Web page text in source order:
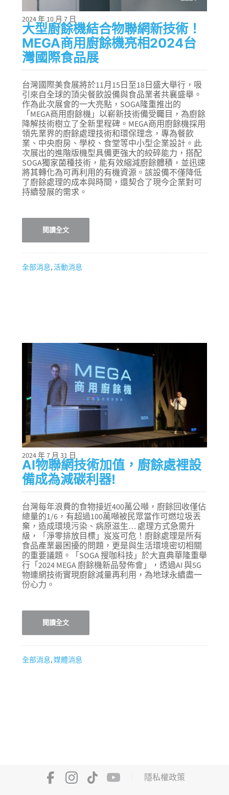
2024 年 10 月 7 日
大型廚餘機結合物聯網新技術！
MEGA商用廚餘機亮相2024台
灣國際食品展
台灣國際美食展將於11月15日至18日盛大舉行，吸
引來自全球的頂尖餐飲設備與食品業者共襄盛舉。
作為此次展會的一大亮點，SOGA隆重推出的
「MEGA商用廚餘機」以嶄新技術備受矚目，為廚餘
降解技術樹立了全新里程碑。MEGA商用廚餘機採用
領先業界的廚餘處理技術和環保理念，專為餐飲
業、中央廚房、學校、食堂等中小型企業設計。此
次展出的進階版機型具備更強大的絞碎能力，搭配
SOGA獨家菌種技術，能有效縮減廚餘體積，並迅速
將其轉化為可再利用的有機資源。該設備不僅降低
了廚餘處理的成本與時間，還契合了現今企業對可
持續發展的需求。
閱讀全文
全部消息,活動消息
2024 年 7 月 31 日
AI物聯網技術加值，廚餘處裡設
備成為減碳利器!
台灣每年浪費的食物接近400萬公噸，廚餘回收僅佔
總量的1/6，有超過100萬噸被民眾當作可燃垃圾丟
棄，造成環境污染、病原滋生… 處理方式急需升
級，「淨零排放目標」岌岌可危！廚餘處理是所有
食品產業最困擾的問題，更是與生活環境密切相關
的重要議題。「SOGA 搜咖科技」於大直典華隆重舉
行「2024 MEGA 廚餘機新品發佈會」，透過AI 與5G
物連網技術實現廚餘減量再利用，為地球永續盡一
份心力。
閱讀全文
全部消息,媒體消息
隱私權政策